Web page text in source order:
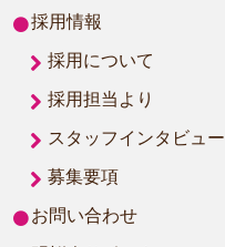
採用情報
採用について
採用担当より
スタッフインタビュー
募集要項
お問い合わせ